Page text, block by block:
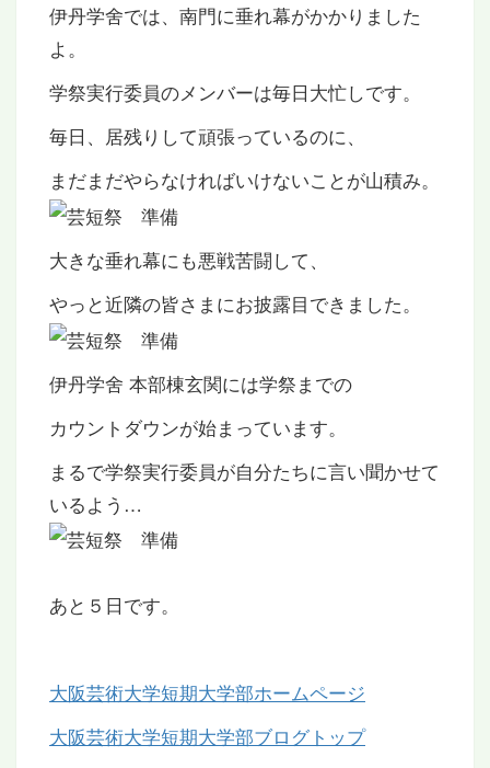
伊丹学舍では、南門に垂れ幕がかかりました
よ。
学祭実行委員のメンバーは毎日大忙しです。
毎日、居残りして頑張っているのに、
まだまだやらなければいけないことが山積み。
大きな垂れ幕にも悪戦苦闘して、
やっと近隣の皆さまにお披露目できました。
伊丹学舍 本部棟玄関には学祭までの
カウントダウンが始まっています。
まるで学祭実行委員が自分たちに言い聞かせて
いるよう…
あと５日です。
大阪芸術大学短期大学部ホームページ
大阪芸術大学短期大学部ブログトップ